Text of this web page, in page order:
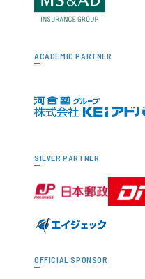
ACADEMIC PARTNER
SILVER PARTNER
OFFICIAL SPONSOR